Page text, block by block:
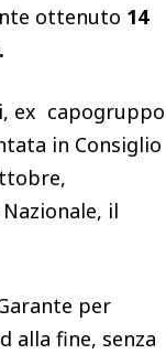
ottenuto 14
i, ex capogruppo
in Consiglio
il
per
alla fine, senza